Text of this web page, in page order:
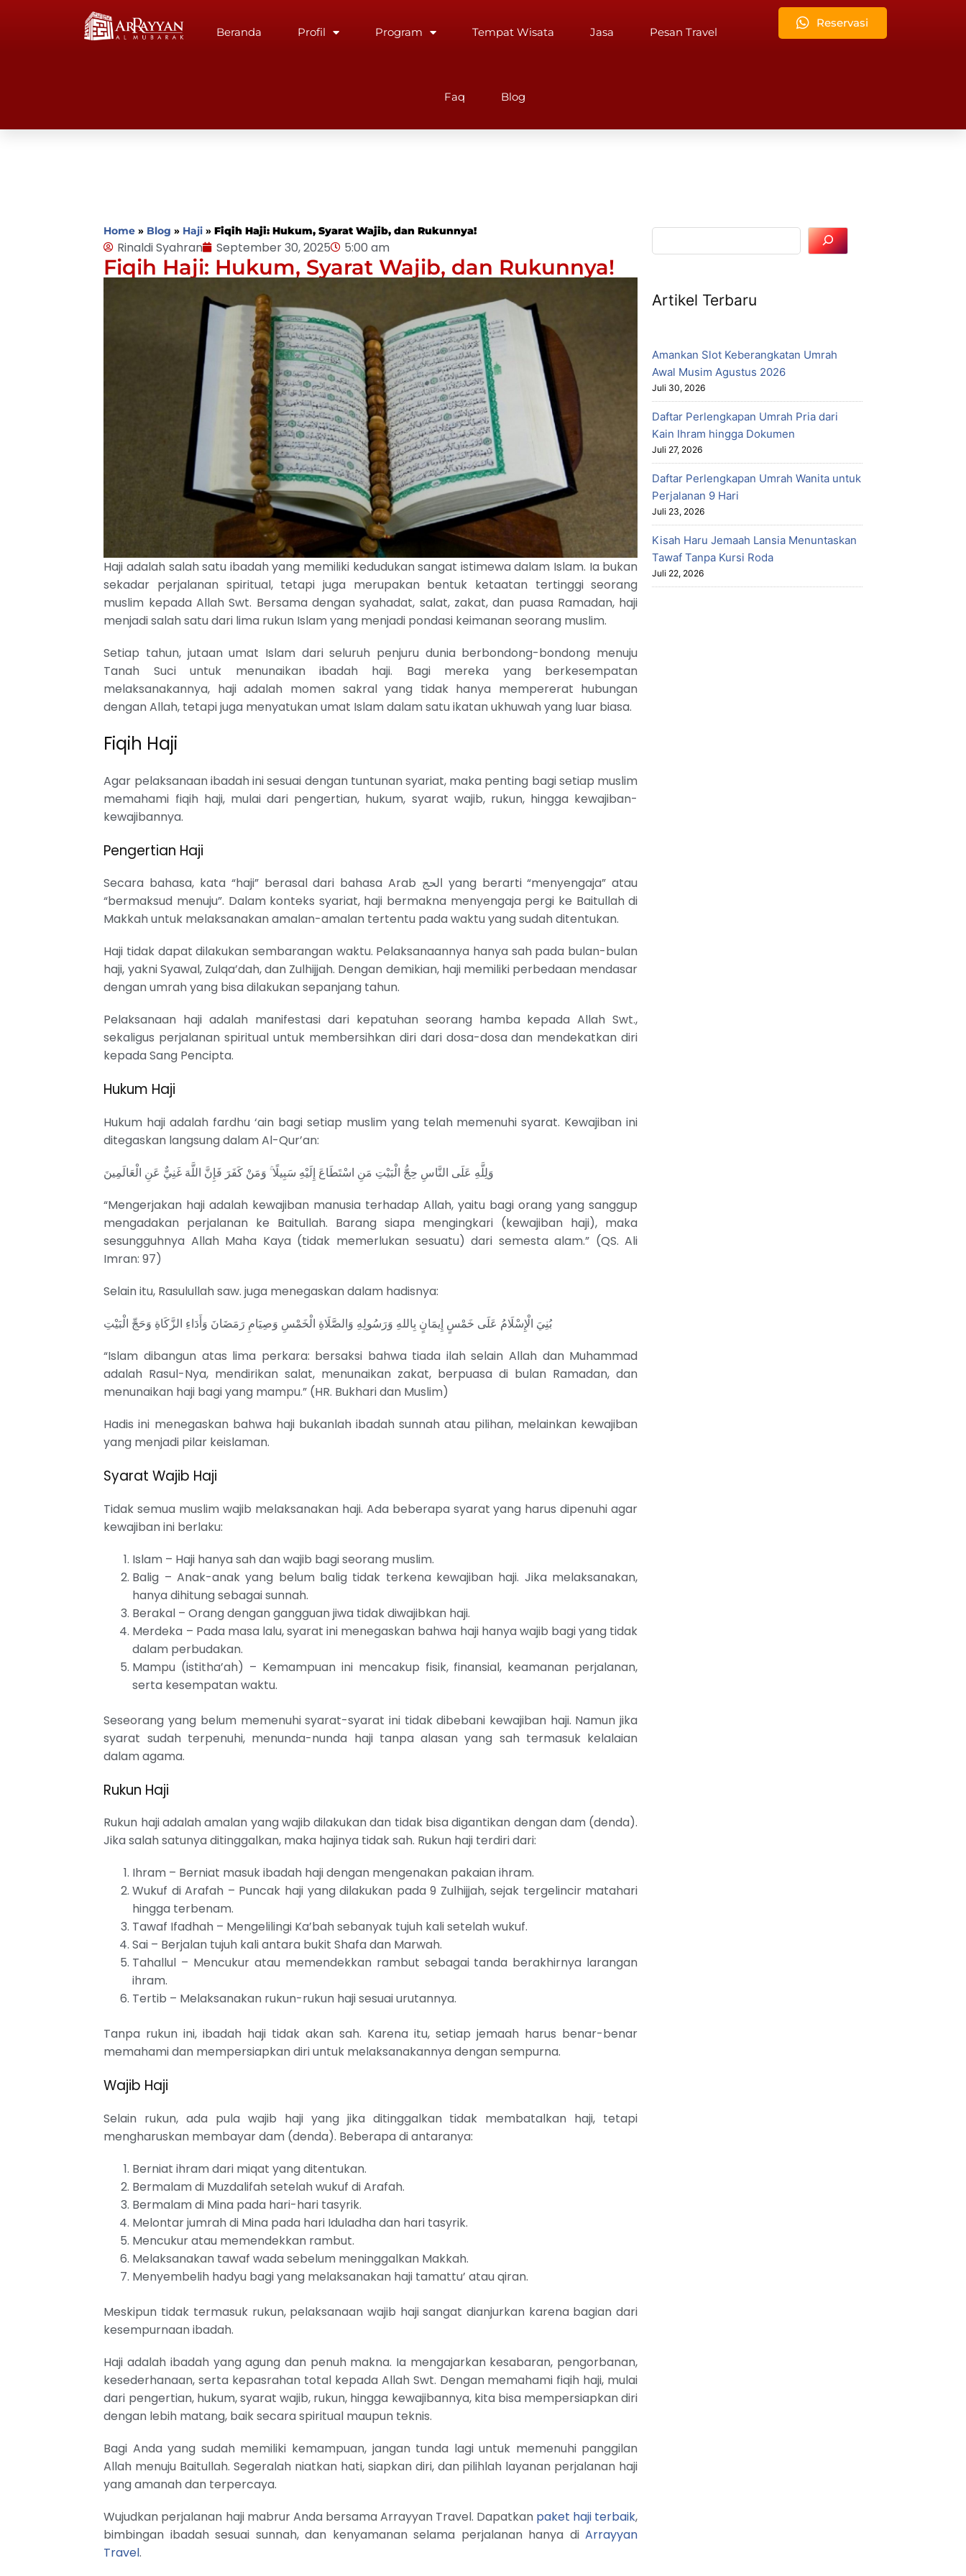
Beranda Profil Program Tempat Wisata Jasa Pesan Travel
Faq Blog
Reservasi
Home » Blog » Haji »Fiqih Haji: Hukum, Syarat Wajib, dan Rukunnya!
Rinaldi Syahran September 30, 2025 5:00 am
Fiqih Haji: Hukum, Syarat Wajib, dan Rukunnya!
Haji adalah salah satu ibadah yang memiliki kedudukan sangat istimewa dalam Islam. Ia bukan
sekadar perjalanan spiritual, tetapi juga merupakan bentuk ketaatan tertinggi seorang
muslim kepada Allah Swt. Bersama dengan syahadat, salat, zakat, dan puasa Ramadan, haji
menjadi salah satu dari lima rukun Islam yang menjadi pondasi keimanan seorang muslim.
Setiap tahun, jutaan umat Islam dari seluruh penjuru dunia berbondong-bondong menuju
Tanah Suci untuk menunaikan ibadah haji. Bagi mereka yang berkesempatan
melaksanakannya, haji adalah momen sakral yang tidak hanya mempererat hubungan
dengan Allah, tetapi juga menyatukan umat Islam dalam satu ikatan ukhuwah yang luar biasa.
Fiqih Haji
Agar pelaksanaan ibadah ini sesuai dengan tuntunan syariat, maka penting bagi setiap muslim
memahami fiqih haji, mulai dari pengertian, hukum, syarat wajib, rukun, hingga kewajiban-
kewajibannya.
Pengertian Haji
Secara bahasa, kata “haji” berasal dari bahasa Arab الحج yang berarti “menyengaja” atau
“bermaksud menuju”. Dalam konteks syariat, haji bermakna menyengaja pergi ke Baitullah di
Makkah untuk melaksanakan amalan-amalan tertentu pada waktu yang sudah ditentukan.
Haji tidak dapat dilakukan sembarangan waktu. Pelaksanaannya hanya sah pada bulan-bulan
haji, yakni Syawal, Zulqa’dah, dan Zulhijjah. Dengan demikian, haji memiliki perbedaan mendasar
dengan umrah yang bisa dilakukan sepanjang tahun.
Pelaksanaan haji adalah manifestasi dari kepatuhan seorang hamba kepada Allah Swt.,
sekaligus perjalanan spiritual untuk membersihkan diri dari dosa-dosa dan mendekatkan diri
kepada Sang Pencipta.
Hukum Haji
Hukum haji adalah fardhu ‘ain bagi setiap muslim yang telah memenuhi syarat. Kewajiban ini
ditegaskan langsung dalam Al-Qur’an:
وَلِلَّهِ عَلَى النَّاسِ حِجُّ الْبَيْتِ مَنِ اسْتَطَاعَ إِلَيْهِ سَبِيلًا ۚ وَمَنْ كَفَرَ فَإِنَّ اللَّهَ غَنِيٌّ عَنِ الْعَالَمِينَ
“Mengerjakan haji adalah kewajiban manusia terhadap Allah, yaitu bagi orang yang sanggup
mengadakan perjalanan ke Baitullah. Barang siapa mengingkari (kewajiban haji), maka
sesungguhnya Allah Maha Kaya (tidak memerlukan sesuatu) dari semesta alam.” (QS. Ali
Imran: 97)
Selain itu, Rasulullah saw. juga menegaskan dalam hadisnya:
بُنِيَ الْإِسْلَامُ عَلَى خَمْسٍ إِيمَانٍ بِاللهِ وَرَسُولِهِ وَالصَّلَاةِ الْخَمْسِ وَصِيَامِ رَمَضَانَ وَأَدَاءِ الزَّكَاةِ وَحَجِّ الْبَيْتِ
“Islam dibangun atas lima perkara: bersaksi bahwa tiada ilah selain Allah dan Muhammad
adalah Rasul-Nya, mendirikan salat, menunaikan zakat, berpuasa di bulan Ramadan, dan
menunaikan haji bagi yang mampu.” (HR. Bukhari dan Muslim)
Hadis ini menegaskan bahwa haji bukanlah ibadah sunnah atau pilihan, melainkan kewajiban
yang menjadi pilar keislaman.
Syarat Wajib Haji
Tidak semua muslim wajib melaksanakan haji. Ada beberapa syarat yang harus dipenuhi agar
kewajiban ini berlaku:
Islam – Haji hanya sah dan wajib bagi seorang muslim.
Balig – Anak-anak yang belum balig tidak terkena kewajiban haji. Jika melaksanakan,
hanya dihitung sebagai sunnah.
Berakal – Orang dengan gangguan jiwa tidak diwajibkan haji.
Merdeka – Pada masa lalu, syarat ini menegaskan bahwa haji hanya wajib bagi yang tidak
dalam perbudakan.
Mampu (istitha’ah) – Kemampuan ini mencakup fisik, finansial, keamanan perjalanan,
serta kesempatan waktu.
Seseorang yang belum memenuhi syarat-syarat ini tidak dibebani kewajiban haji. Namun jika
syarat sudah terpenuhi, menunda-nunda haji tanpa alasan yang sah termasuk kelalaian
dalam agama.
Rukun Haji
Rukun haji adalah amalan yang wajib dilakukan dan tidak bisa digantikan dengan dam (denda).
Jika salah satunya ditinggalkan, maka hajinya tidak sah. Rukun haji terdiri dari:
Ihram – Berniat masuk ibadah haji dengan mengenakan pakaian ihram.
Wukuf di Arafah – Puncak haji yang dilakukan pada 9 Zulhijjah, sejak tergelincir matahari
hingga terbenam.
Tawaf Ifadhah – Mengelilingi Ka’bah sebanyak tujuh kali setelah wukuf.
Sai – Berjalan tujuh kali antara bukit Shafa dan Marwah.
Tahallul – Mencukur atau memendekkan rambut sebagai tanda berakhirnya larangan
ihram.
Tertib – Melaksanakan rukun-rukun haji sesuai urutannya.
Tanpa rukun ini, ibadah haji tidak akan sah. Karena itu, setiap jemaah harus benar-benar
memahami dan mempersiapkan diri untuk melaksanakannya dengan sempurna.
Wajib Haji
Selain rukun, ada pula wajib haji yang jika ditinggalkan tidak membatalkan haji, tetapi
mengharuskan membayar dam (denda). Beberapa di antaranya:
Berniat ihram dari miqat yang ditentukan.
Bermalam di Muzdalifah setelah wukuf di Arafah.
Bermalam di Mina pada hari-hari tasyrik.
Melontar jumrah di Mina pada hari Iduladha dan hari tasyrik.
Mencukur atau memendekkan rambut.
Melaksanakan tawaf wada sebelum meninggalkan Makkah.
Menyembelih hadyu bagi yang melaksanakan haji tamattu’ atau qiran.
Meskipun tidak termasuk rukun, pelaksanaan wajib haji sangat dianjurkan karena bagian dari
kesempurnaan ibadah.
Haji adalah ibadah yang agung dan penuh makna. Ia mengajarkan kesabaran, pengorbanan,
kesederhanaan, serta kepasrahan total kepada Allah Swt. Dengan memahami fiqih haji, mulai
dari pengertian, hukum, syarat wajib, rukun, hingga kewajibannya, kita bisa mempersiapkan diri
dengan lebih matang, baik secara spiritual maupun teknis.
Bagi Anda yang sudah memiliki kemampuan, jangan tunda lagi untuk memenuhi panggilan
Allah menuju Baitullah. Segeralah niatkan hati, siapkan diri, dan pilihlah layanan perjalanan haji
yang amanah dan terpercaya.
Wujudkan perjalanan haji mabrur Anda bersama Arrayyan Travel. Dapatkan paket haji terbaik,
bimbingan ibadah sesuai sunnah, dan kenyamanan selama perjalanan hanya diArrayyan
Travel.
Artikel Terbaru
Amankan Slot Keberangkatan Umrah
Awal Musim Agustus 2026
Juli 30, 2026
Daftar Perlengkapan Umrah Pria dari
Kain Ihram hingga Dokumen
Juli 27, 2026
Daftar Perlengkapan Umrah Wanita untuk
Perjalanan 9 Hari
Juli 23, 2026
Kisah Haru Jemaah Lansia Menuntaskan
Tawaf Tanpa Kursi Roda
Juli 22, 2026